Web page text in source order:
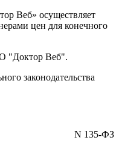
Веб» осуществляет
цен для конечного
"Доктор Веб".
законодательства
N 135-ФЗ